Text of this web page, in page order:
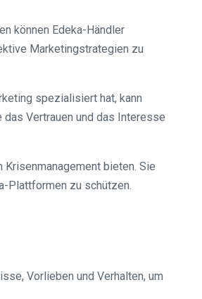
können Edeka-Händler
Marketingstrategien zu
spezialisiert hat, kann
Vertrauen und das Interesse
bieten. Sie
Plattformen zu schützen.
Vorlieben und Verhalten, um